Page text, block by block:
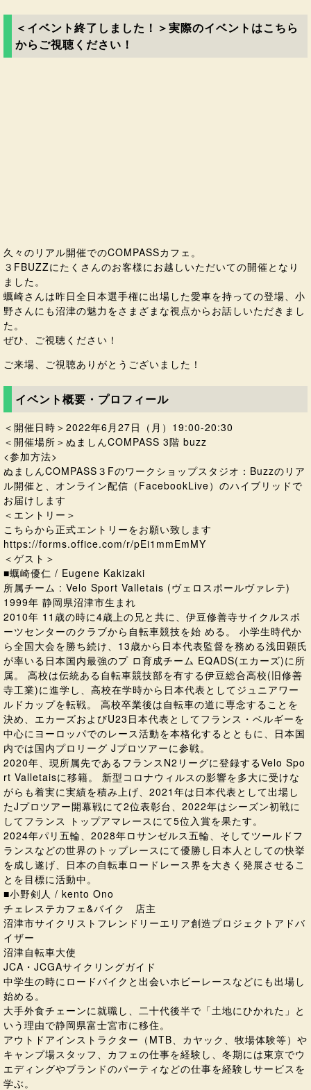
＜イベント終了しました！＞実際のイベントはこちら
からご視聴ください！
久々のリアル開催でのCOMPASSカフェ。
３FBUZZにたくさんのお客様にお越しいただいての開催となり
ました。
蠣崎さんは昨日全日本選手権に出場した愛車を持っての登場、小
野さんにも沼津の魅力をさまざまな視点からお話しいただきまし
た。
ぜひ、ご視聴ください！
ご来場、ご視聴ありがとうございました！
イベント概要・プロフィール
＜開催日時＞2022年6月27日（月）19:00-20:30
＜開催場所＞ぬましんCOMPASS 3階 buzz
<参加方法>
ぬましんCOMPASS３Fのワークショップスタジオ：Buzzのリア
ル開催と、オンライン配信（FacebookLive）のハイブリッドで
お届けします
＜エントリー＞
こちらから正式エントリーをお願い致します
https://forms.office.com/r/pEi1mmEmMY
＜ゲスト＞
■蠣崎優仁 / Eugene Kakizaki
所属チーム : Velo Sport Valletais (ヴェロスポールヴァレテ)
1999年 静岡県沼津市生まれ
2010年 11歳の時に4歳上の兄と共に、伊豆修善寺サイクルスポ
ーツセンターのクラブから自転車競技を始 める。 小学生時代か
ら全国大会を勝ち続け、13歳から日本代表監督を務める浅田顕氏
が率いる日本国内最強のプ ロ育成チーム EQADS(エカーズ)に所
属。 高校は伝統ある自転車競技部を有する伊豆総合高校(旧修善
寺工業)に進学し、高校在学時から日本代表としてジュニアワー
ルドカップを転戦。 高校卒業後は自転車の道に専念することを
決め、エカーズおよびU23日本代表としてフランス・ベルギーを
中心にヨーロッパでのレース活動を本格化するとともに、日本国
内では国内プロリーグ Jプロツアーに参戦。
2020年、現所属先であるフランスN2リーグに登録するVelo Spo
rt Valletaisに移籍。 新型コロナウィルスの影響を多大に受けな
がらも着実に実績を積み上げ、2021年は日本代表として出場し
たJプロツアー開幕戦にて2位表彰台、2022年はシーズン初戦に
してフランス トップアマレースにて5位入賞を果たす。
2024年パリ五輪、2028年ロサンゼルス五輪、そしてツールドフ
ランスなどの世界のトップレースにて優勝し日本人としての快挙
を成し遂げ、日本の自転車ロードレース界を大きく発展させるこ
とを目標に活動中。
■小野剣人 / kento Ono
チェレステカフェ&バイク 店主
沼津市サイクリストフレンドリーエリア創造プロジェクトアドバ
イザー
沼津自転車大使
JCA・JCGAサイクリングガイド
中学生の時にロードバイクと出会いホビーレースなどにも出場し
始める。
大手外食チェーンに就職し、二十代後半で「土地にひかれた」と
いう理由で静岡県富士宮市に移住。
アウトドアインストラクター（MTB、カヤック、牧場体験等）や
キャンプ場スタッフ、カフェの仕事を経験し、冬期には東京でウ
エディングやブランドのパーティなどの仕事を経験しサービスを
学ぶ。